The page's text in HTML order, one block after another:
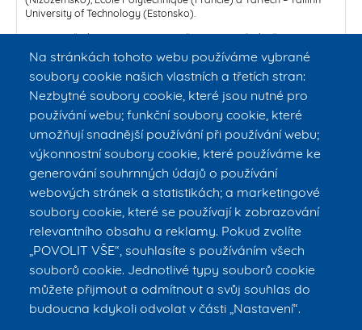
Na stránkách tohoto webu používáme vybrané
soubory cookie našich vlastních a třetích stran:
Nezbytné soubory cookie, které jsou nutné pro
používání webu; funkční soubory cookie, které
umožňují snadnější používání při používání webu;
výkonnostní soubory cookie, které používáme ke
generování souhrnných údajů o používání
webových stránek a statistikách; a marketingové
soubory cookie, které se používají k zobrazování
relevantního obsahu a reklamy. Pokud zvolíte
„POVOLIT VŠE“, souhlasíte s používáním všech
souborů cookie. Jednotlivé typy souborů cookie
můžete přijmout a odmítnout a svůj souhlas do
budoucna kdykoli odvolat v části „Nastavení“.
University of Technology (Estonsko).
EuroTeQ představuje zajímavou, přínosnou a především
mimořádnou příležitost nejenom pro studenty, ale i vědecké
pracovníky a zaměstnance zapojit se do projektu, který má, díky
propojení prestižních univerzit, ambici posunout kvalitu vysokého
školství na vyšší úroveň.
Partnerské školy nabízejíkatalog celkem šedesáti virtuálních
kurzů v anglickém jazyce . K dispozici je také řada jazykových
kurzů pro začátečníky v místních jazycích. Kurzy jsou většinou
online, aby podpořily virtuální mobilitu mezi partnery.
Více informací nahttps://international.cvut.cz/euroteq/
Kontakt:
euroteq@cvut.cz
EuroTeQ: Collider
© ČVUT v Praze – FBMI